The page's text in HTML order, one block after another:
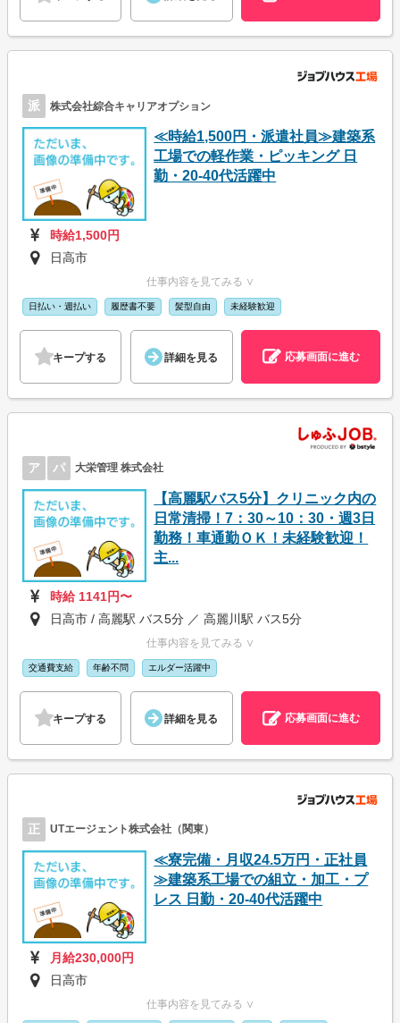
派 株式会社綜合キャリアオプション
≪時給1,500円・派遣社員≫建築系
工場での軽作業・ピッキング 日
勤・20-40代活躍中
時給1,500円
日高市
仕事内容を見てみる ∨
日払い・週払い 履歴書不要 髪型自由 未経験歓迎
キープする 詳細を見る 応募画面に進む
ア パ 大栄管理 株式会社
【高麗駅バス5分】クリニック内の
日常清掃！7：30～10：30・週3日
勤務！車通勤ＯＫ！未経験歓迎！
主...
時給 1141円〜
日高市 / 高麗駅 バス5分 ／ 高麗川駅 バス5分
仕事内容を見てみる ∨
交通費支給 年齢不問 エルダー活躍中
キープする 詳細を見る 応募画面に進む
正 UTエージェント株式会社（関東）
≪寮完備・月収24.5万円・正社員
≫建築系工場での組立・加工・プ
レス 日勤・20-40代活躍中
月給230,000円
日高市
仕事内容を見てみる ∨